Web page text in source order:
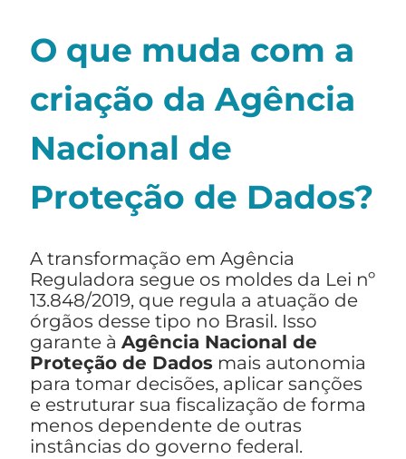
O que muda com a
criação da Agência
Nacional de
Proteção de Dados?
A transformação em Agência
Reguladora segue os moldes da Lei nº
13.848/2019, que regula a atuação de
órgãos desse tipo no Brasil. Isso
garante à Agência Nacional de
Proteção de Dados mais autonomia
para tomar decisões, aplicar sanções
e estruturar sua fiscalização de forma
menos dependente de outras
instâncias do governo federal.